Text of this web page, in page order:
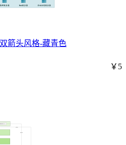
箭头风格-藏青色
￥5